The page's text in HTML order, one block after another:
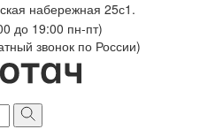
набережная 25с1.
до 19:00 пн-пт)
звонок по России)